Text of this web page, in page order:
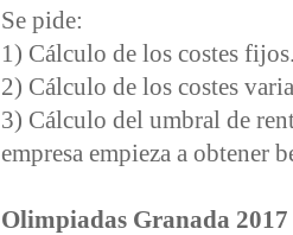
Se pide:
1) Cálculo de los costes
2) Cálculo de los costes
3) Cálculo del umbral de
empresa empieza a obtener
Olimpiadas Granada 2017